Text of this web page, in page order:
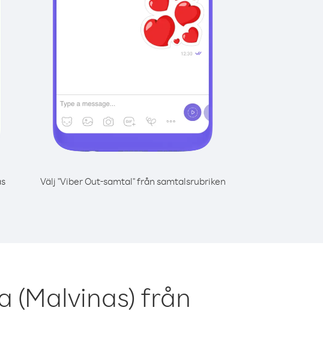
Välj "Viber Out-samtal" från samtalsrubriken
(Malvinas) från